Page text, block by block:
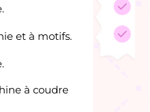
et à motifs.
à coudre